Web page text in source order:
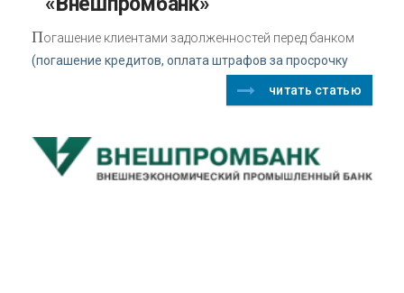
Погашение клиентами задолженностей перед банком
(погашение кредитов, оплата штрафов за просрочку
читать статью